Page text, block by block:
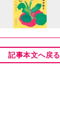
記事本文へ戻る